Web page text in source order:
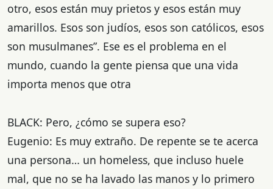
otro, esos están muy prietos y esos están muy
amarillos. Esos son judíos, esos son católicos, esos
son musulmanes”. Ese es el problema en el
mundo, cuando la gente piensa que una vida
importa menos que otra
BLACK: Pero, ¿cómo se supera eso?
Eugenio: Es muy extraño. De repente se te acerca
una persona… un homeless, que incluso huele
mal, que no se ha lavado las manos y lo primero